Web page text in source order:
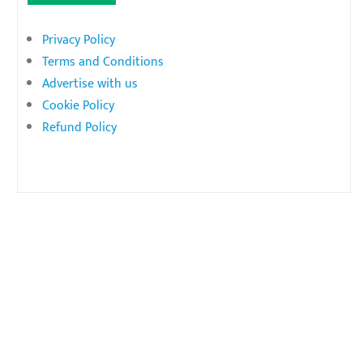
Privacy Policy
Terms and Conditions
Advertise with us
Cookie Policy
Refund Policy